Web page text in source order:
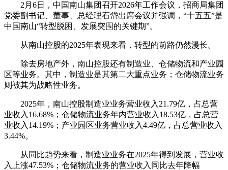
2月6日，中国南山集团召开2026年工作会议，招商局集团
党委副书记、董事、总经理石岱出席会议并强调，“十五五”是
中国南山“转型脱困、发展突围的关键期”。
从南山控股的2025年表现来看，转型的前路仍然漫长。
除去房地产外，南山控股还有制造业、仓储物流和产业园
区等业务。其中，制造业是其第二大重点业务；仓储物流业务
则被其为战略性业务。
2025年，南山控股制造业业务营业收入21.79亿，占总营
业收入16.68%；仓储物流业务年内营业收入18.53亿，占总营
业收入14.19%；产业园区业务营业收入4.49亿，占总营业收入
3.44%。
从同比趋势来看，制造业业务在2025年得到发展，营业收
入上涨47.53%；仓储物流业务的营业收入同比去年降幅